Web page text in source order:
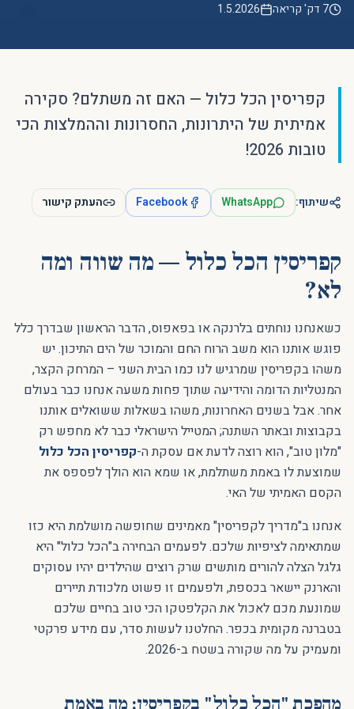
7 דק' קריאה 1.5.2026
קפריסין הכל כלול — האם זה משתלם? סקירה
אמיתית של היתרונות, החסרונות וההמלצות הכי
טובות 2026!
שיתוף: WhatsApp
Facebook העתק קישור
קפריסין הכל כלול — מה שווה ומה
לא?
כשאנחנו נוחתים בלרנקה או בפאפוס, הדבר הראשון שבדרך כלל
פוגש אותנו הוא משב הרוח החם והמוכר של הים התיכון. יש
משהו בקפריסין שמרגיש לנו כמו הבית השני – המרחק הקצר,
המנטליות הדומה והידיעה שתוך פחות משעה אנחנו כבר בעולם
אחר. אבל בשנים האחרונות, משהו בשאלות ששואלים אותנו
בקבוצות ובאתר השתנה; המטייל הישראלי כבר לא מחפש רק
"מלון טוב", הוא רוצה לדעת אם עסקת ה-קפריסין הכל כלול
שמוצעת לו באמת משתלמת, או שמא הוא הולך לפספס את
הקסם האמיתי של האי.
אנחנו ב"מדריך לקפריסין" מאמינים שחופשה מושלמת היא כזו
שמתאימה לציפיות שלכם. לפעמים הבחירה ב"הכל כלול" היא
גלגל הצלה להורים מותשים שרק רוצים שהילדים יהיו עסוקים
והארנק יישאר בכספת, ולפעמים זו פשוט מלכודת תיירים
שמונעת מכם לאכול את הקלפטקו הכי טוב בחיים שלכם
בטברנה מקומית בכפר. החלטנו לעשות סדר, עם מידע פרקטי
ומעמיק על מה שקורה בשטח ב-2026.
מהפכת "הכל כלול" בקפריסין: מה באמת